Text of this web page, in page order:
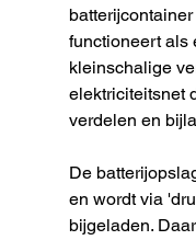
functioneert als
kleinschalige
elektriciteitsnet
verdelen en
De
en wordt via
bijgeladen.